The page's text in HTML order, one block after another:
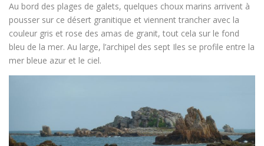
Au bord des plages de galets, quelques choux marins arrivent à
pousser sur ce désert granitique et viennent trancher avec la
couleur gris et rose des amas de granit, tout cela sur le fond
bleu de la mer. Au large, l’archipel des sept Iles se profile entre la
mer bleue azur et le ciel.